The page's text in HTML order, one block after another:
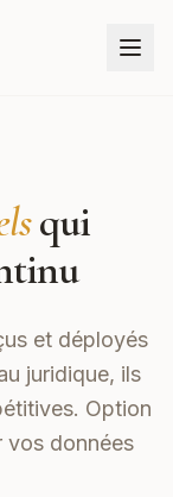
qui
et déployés
juridique, ils
Option
vos données